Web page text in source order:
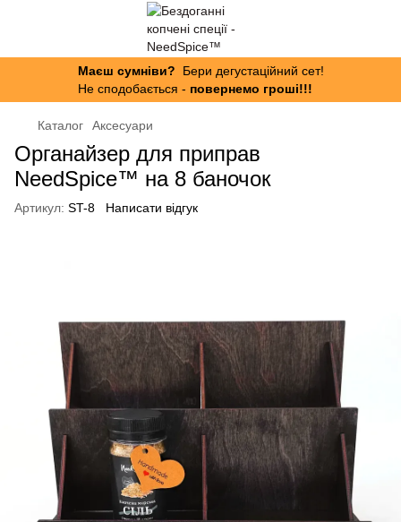
Маєш сумніви? Бери дегустаційний сет!
Не сподобається - повернемо гроші!!!
Каталог Аксесуари
Органайзер для приправ
NeedSpice™ на 8 баночок
Артикул: ST-8 Написати відгук